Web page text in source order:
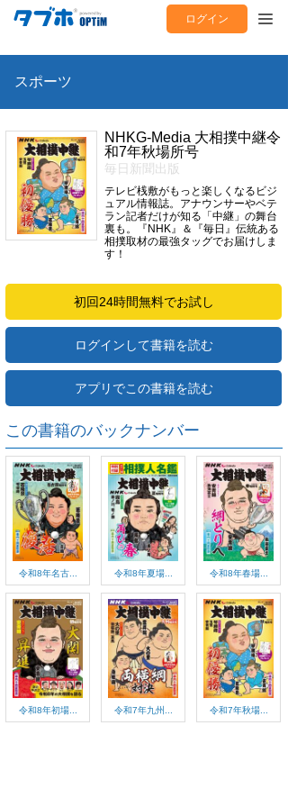
ログイン
スポーツ
NHKG-Media 大相撲中継令
和7年秋場所号
毎日新聞出版
テレビ桟敷がもっと楽しくなるビジ
ュアル情報誌。アナウンサーやベテ
ラン記者だけが知る「中継」の舞台
裏も。『NHK』＆『毎日』伝統ある
相撲取材の最強タッグでお届けしま
す！
初回24時間無料でお試し
ログインして書籍を読む
アプリでこの書籍を読む
この書籍のバックナンバー
令和8年名古... 令和8年夏場... 令和8年春場...
令和8年初場... 令和7年九州... 令和7年秋場...